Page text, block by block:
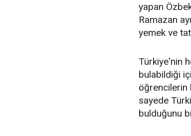
yapan
Ramazan
yemek ve
Türkiye'nin
bulabildiği
öğrencilerin
sayede
bulduğunu